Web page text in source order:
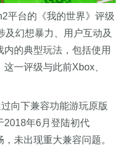
平台的《我的世界》评级
及幻想暴力、用户互动及
的典型玩法，包括使用
一评级与此前Xbox、
向下兼容功能游玩原版
2018年6月登陆初代
未出现重大兼容问题。